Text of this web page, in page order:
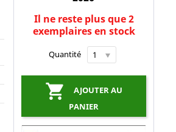
Il ne reste plus que 2
exemplaires en stock
Quantité

AJOUTER AU
PANIER